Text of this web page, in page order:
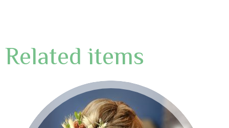
Related items